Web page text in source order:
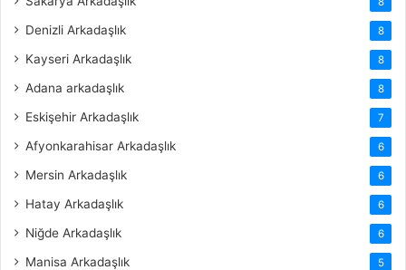
Denizli Arkadaşlık 8
Kayseri Arkadaşlık 8
Adana arkadaşlık 8
Eskişehir Arkadaşlık 7
Afyonkarahisar Arkadaşlık 6
Mersin Arkadaşlık 6
Hatay Arkadaşlık 6
Niğde Arkadaşlık 6
Manisa Arkadaşlık 5